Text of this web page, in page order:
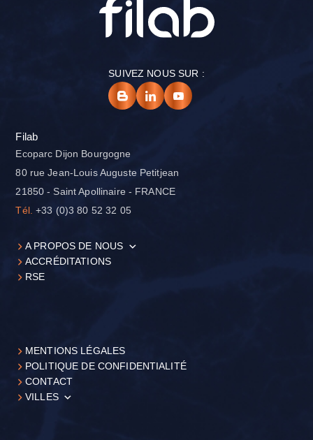
SUIVEZ NOUS SUR :
Filab
Ecoparc Dijon Bourgogne
80 rue Jean-Louis Auguste Petitjean
21850 - Saint Apollinaire - FRANCE
Tél. +33 (0)3 80 52 32 05
A PROPOS DE NOUS
ACCRÉDITATIONS
RSE
MENTIONS LÉGALES
POLITIQUE DE CONFIDENTIALITÉ
CONTACT
VILLES